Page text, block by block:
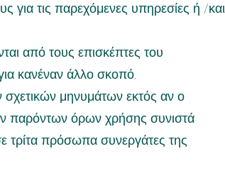
για τις παρεχόμενες υπηρεσίες ή /και
από τους επισκέπτες του
κανέναν άλλο σκοπό.
σχετικών μηνυμάτων εκτός αν ο
παρόντων όρων χρήσης συνιστά
τρίτα πρόσωπα συνεργάτες της